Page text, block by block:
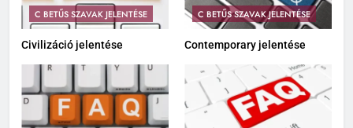
C BETŰS SZAVAK JELENTÉSE
Civilizáció jelentése
C BETŰS SZAVAK JELENTÉSE
Contemporary jelentése